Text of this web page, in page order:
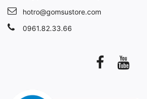
hotro@gomsustore.com
0961.82.33.66